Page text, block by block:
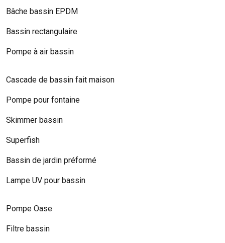
Bâche bassin EPDM
Bassin rectangulaire
Pompe à air bassin
Cascade de bassin fait maison
Pompe pour fontaine
Skimmer bassin
Superfish
Bassin de jardin préformé
Lampe UV pour bassin
Pompe Oase
Filtre bassin